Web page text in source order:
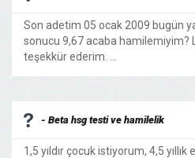
Son adetim 05 ocak 2009 bugün
sonucu 9,67 acaba hamilemiyim?
teşekkür ederim. ...
- Beta hsg testi ve hamilelik
1,5 yıldır çocuk istiyorum, 4,5